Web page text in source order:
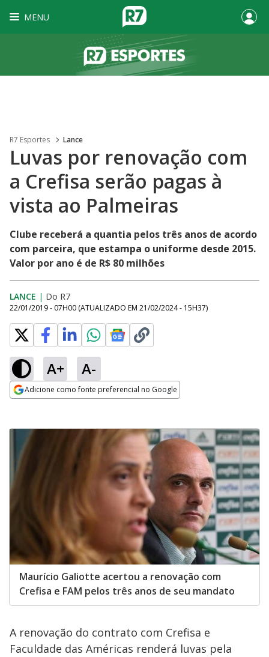
MENU
R7 Esportes Lance
Luvas por renovação com
a Crefisa serão pagas à
vista ao Palmeiras
Clube receberá a quantia pelos três anos de acordo
com parceira, que estampa o uniforme desde 2015.
Valor por ano é de R$ 80 milhões
LANCE | Do R7
22/01/2019 - 07H00 (ATUALIZADO EM 21/02/2024 - 15H37)
A+ A-
Adicione como fonte preferencial no Google
Maurício Galiotte acertou a renovação com
Crefisa e FAM pelos três anos de seu mandato
A renovação do contrato com Crefisa e
Faculdade das Américas renderá luvas pela